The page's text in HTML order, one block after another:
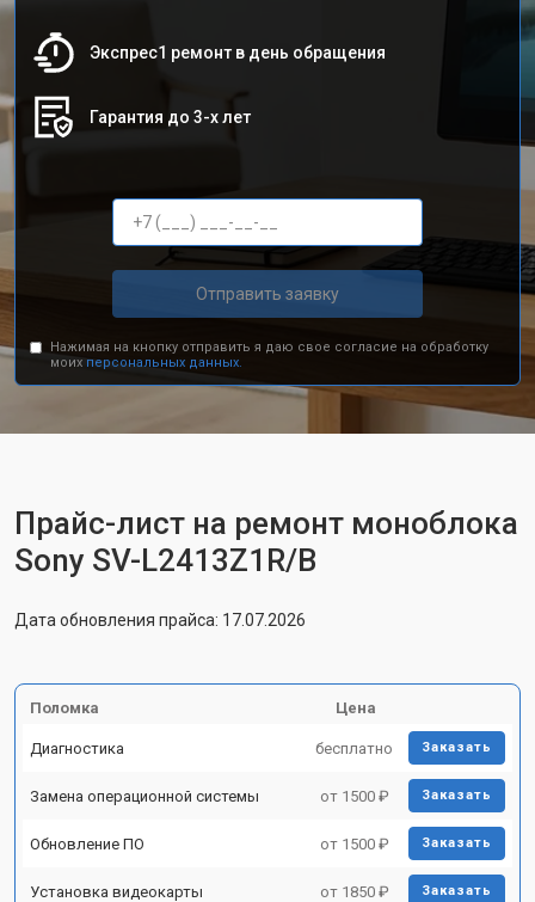
Экспрес1 ремонт в день обращения
Гарантия до 3-х лет
Отправить заявку
Нажимая на кнопку отправить я даю свое согласие на обработку
моих персональных данных.
Прайс-лист на ремонт моноблока
Sony SV-L2413Z1R/B
Дата обновления прайса: 17.07.2026
Поломка Цена
Диагностика бесплатно Заказать
Замена операционной системы от 1500 ₽ Заказать
Обновление ПО от 1500 ₽ Заказать
Установка видеокарты от 1850 ₽ Заказать